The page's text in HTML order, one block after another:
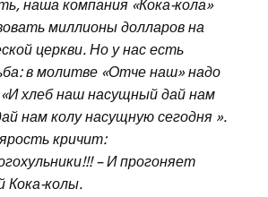
наша компания «Кока-кола»
миллионы долларов на
церкви. Но у нас есть
в молитве «Отче наш» надо
хлеб наш насущный дай нам
нам колу насущную сегодня ».
кричит:
– И прогоняет
Кока-колы.